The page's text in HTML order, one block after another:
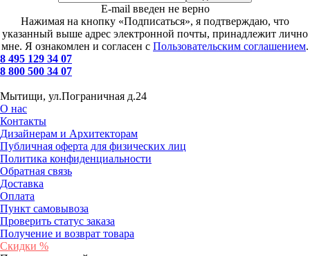
E-mail введен не верно
Нажимая на кнопку «Подписаться», я подтверждаю, что
указанный выше адрес электронной почты, принадлежит лично
мне. Я ознакомлен и согласен с Пользовательским соглашением.
8 495 129 34 07
8 800 500 34 07
Мытищи, ул.Пограничная д.24
О нас
Контакты
Дизайнерам и Архитекторам
Публичная оферта для физических лиц
Политика конфиденциальности
Обратная связь
Доставка
Оплата
Пункт самовывоза
Проверить статус заказа
Получение и возврат товара
Скидки %